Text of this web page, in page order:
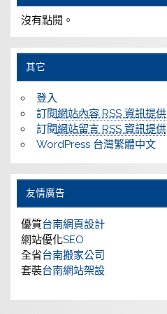
沒有點閱。
其它
登入
訂閱網站內容 RSS 資訊提供
訂閱網站留言 RSS 資訊提供
WordPress 台灣繁體中文
友情廣告
優質台南網頁設計
網站優化SEO
全省台南搬家公司
套裝台南網站架設